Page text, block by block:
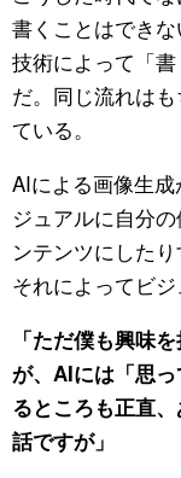
書くことはでき
技術によって「
だ。同じ流れは
ている。
AIによる画像生
ジュアルに自分
ンテンツにした
それによってビ
「ただ僕も興味
が、AIには「思
るところも正直
話ですが」